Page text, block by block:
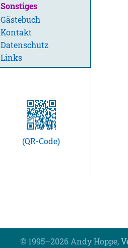
Sonstiges
Gästebuch
Kontakt
Datenschutz
Links
(QR-Code)
© 1995–2026 Andy Hoppe,